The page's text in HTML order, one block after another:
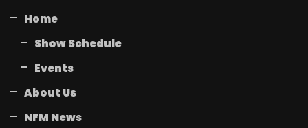
Home
Show Schedule
Events
About Us
NFM News